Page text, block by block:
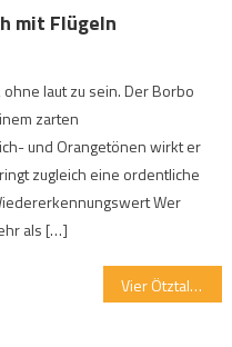
mit Flügeln
laut zu sein. Der Borbo
zarten
und Orangetönen wirkt er
zugleich eine ordentliche
Wer
als […]
Vier Ötztaler Seen von tiefblau bis glasklar